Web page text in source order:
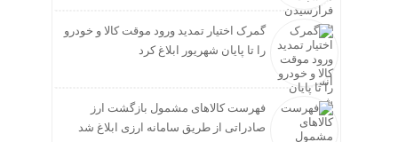
گمرک اختیار تمدید ورود موقت کالا و خودرو
را تا پایان شهریور ابلاغ کرد
فهرست کالاهای مشمول بازگشت ارز
صادراتی از طریق سامانه ارزی ابلاغ شد